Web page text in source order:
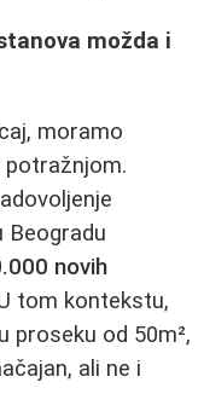
možda i
moramo
Beogradu
novih
tom kontekstu,
proseku od 50m²,
ali ne i